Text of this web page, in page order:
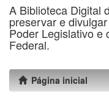
A Biblioteca Digital
preservar e
Poder Legislativo e
Federal.
Página inicial